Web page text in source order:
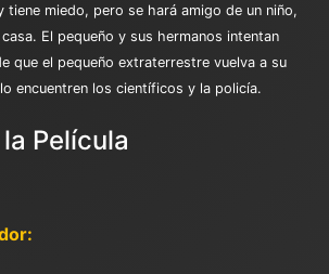
tiene miedo, pero se hará amigo de un niño,
El pequeño y sus hermanos intentan
que el pequeño extraterrestre vuelva a su
encuentren los científicos y la policía.
Película